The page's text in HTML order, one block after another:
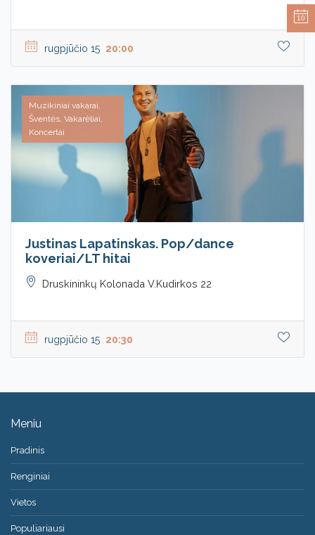
rugpjūčio 15 20:00
Muzikiniai vakarai,
Šventės, Vakarėliai,
Koncertai
Justinas Lapatinskas. Pop/dance
koveriai/LT hitai
Druskininkų Kolonada V.Kudirkos 22
rugpjūčio 15 20:30
Meniu
Pradinis
Renginiai
Vietos
Populiariausi
10